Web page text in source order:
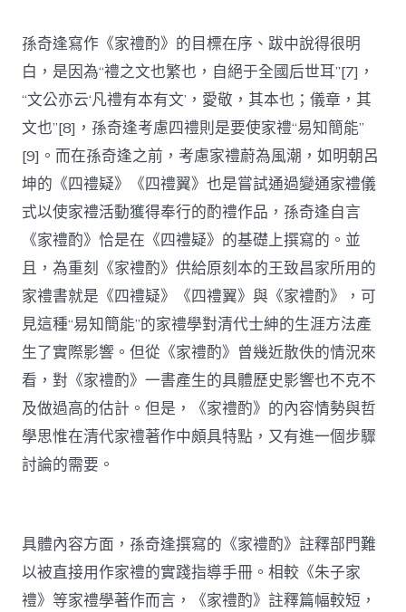
孫奇逢寫作《家禮酌》的目標在序、跋中說得很明
白，是因為“禮之文也繁也，自絕于全國后世耳”[7]，
“文公亦云‘凡禮有本有文’，愛敬，其本也；儀章，其
文也”[8]，孫奇逢考慮四禮則是要使家禮“易知簡能”
[9]。而在孫奇逢之前，考慮家禮蔚為風潮，如明朝呂
坤的《四禮疑》《四禮翼》也是嘗試通過變通家禮儀
式以使家禮活動獲得奉行的酌禮作品，孫奇逢自言
《家禮酌》恰是在《四禮疑》的基礎上撰寫的。並
且，為重刻《家禮酌》供給原刻本的王致昌家所用的
家禮書就是《四禮疑》《四禮翼》與《家禮酌》，可
見這種“易知簡能”的家禮學對清代士紳的生涯方法產
生了實際影響。但從《家禮酌》曾幾近散佚的情況來
看，對《家禮酌》一書產生的具體歷史影響也不克不
及做過高的估計。但是，《家禮酌》的內容情勢與哲
學思惟在清代家禮著作中頗具特點，又有進一個步驟
討論的需要。
具體內容方面，孫奇逢撰寫的《家禮酌》註釋部門難
以被直接用作家禮的實踐指導手冊。相較《朱子家
禮》等家禮學著作而言，《家禮酌》註釋篇幅較短，